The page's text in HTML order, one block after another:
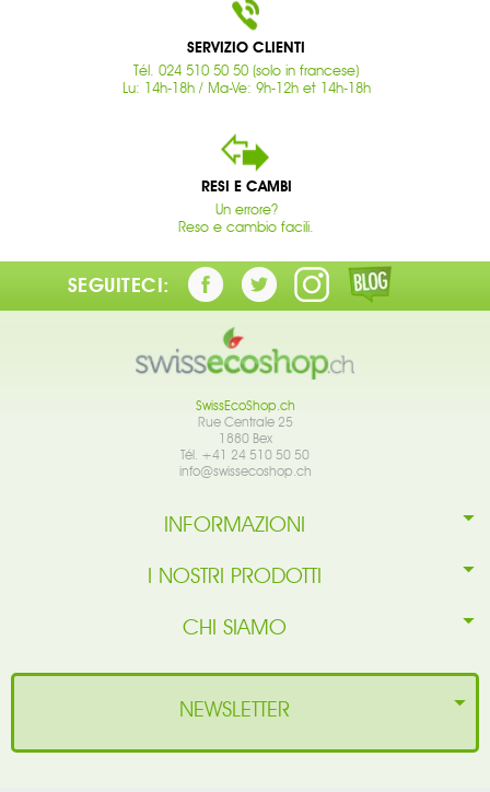
SERVIZIO CLIENTI
Tél. 024 510 50 50 (solo in francese)
Lu: 14h-18h / Ma-Ve: 9h-12h et 14h-18h
RESI E CAMBI
Un errore?
Reso e cambio facili.
SEGUITECI:
SwissEcoShop.ch
Rue Centrale 25
1880 Bex
Tél. +41 24 510 50 50
info@swissecoshop.ch
INFORMAZIONI
I NOSTRI PRODOTTI
CHI SIAMO
NEWSLETTER